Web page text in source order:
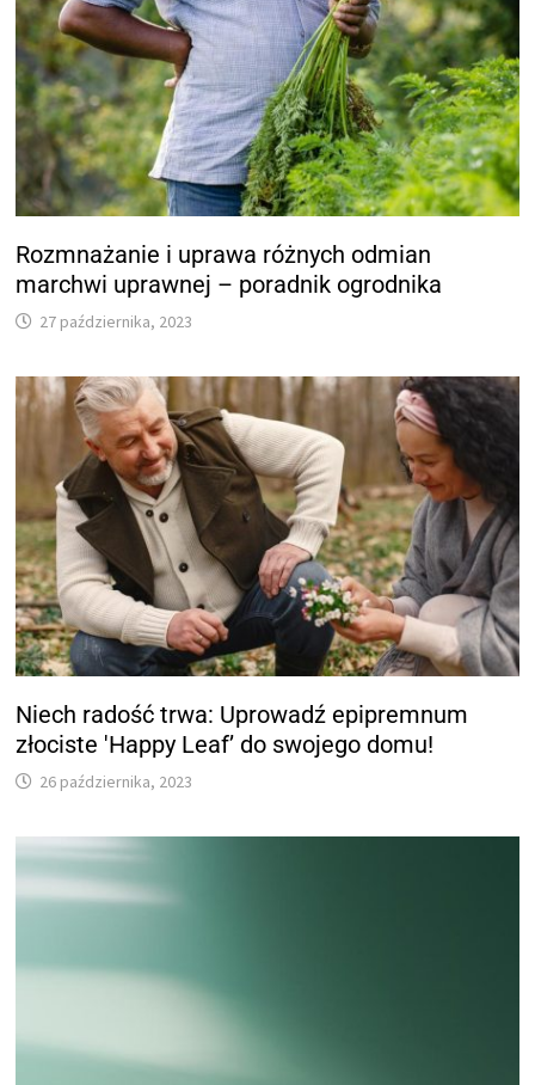
Rozmnażanie i uprawa różnych odmian
marchwi uprawnej – poradnik ogrodnika
27 października, 2023
Niech radość trwa: Uprowadź epipremnum
złociste 'Happy Leaf’ do swojego domu!
26 października, 2023